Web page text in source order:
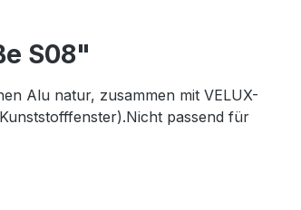
S08"
Alu natur, zusammen mit VELUX-
passend für